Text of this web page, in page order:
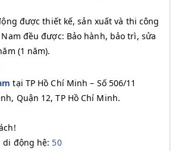
được thiết kế, sản xuất và thi công
đều được: Bảo hành, bảo trì, sửa
(1 năm).
tại TP Hồ Chí Minh – Số 506/11
Quận 12, TP Hồ Chí Minh.
di động hệ: 50